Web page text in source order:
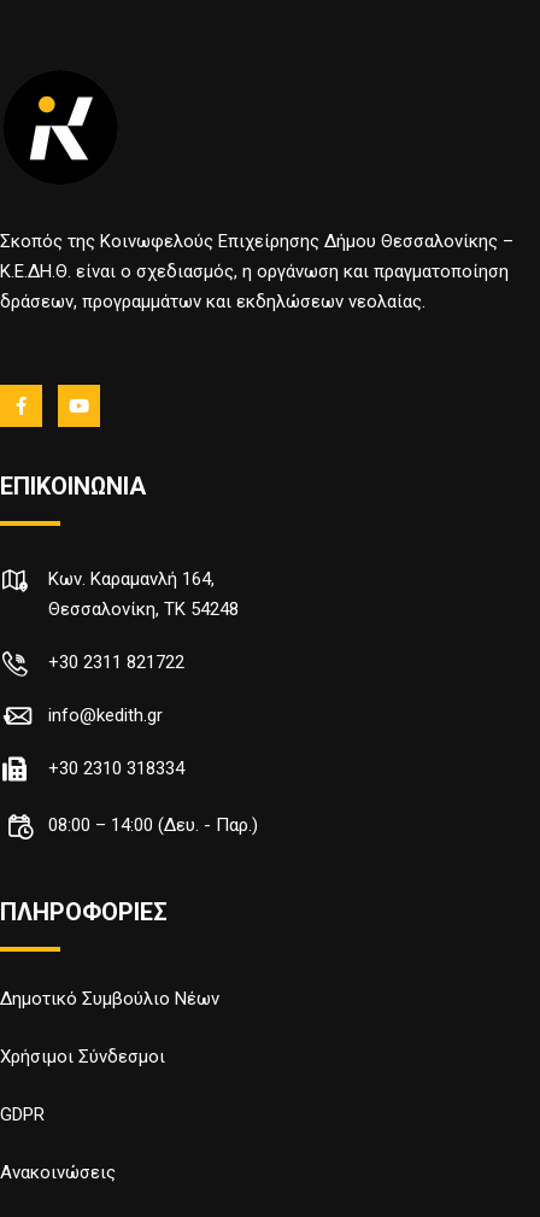
Σκοπός της Κοινωφελούς Επιχείρησης Δήμου Θεσσαλονίκης –
Κ.Ε.ΔΗ.Θ. είναι ο σχεδιασμός, η οργάνωση και πραγματοποίηση
δράσεων, προγραμμάτων και εκδηλώσεων νεολαίας.
ΕΠΙΚΟΙΝΩΝΙΑ
Κων. Καραμανλή 164,
Θεσσαλονίκη, TK 54248
+30 2311 821722
info@kedith.gr
+30 2310 318334
08:00 – 14:00 (Δευ. - Παρ.)
ΠΛΗΡΟΦΟΡΙΕΣ
Δημοτικό Συμβούλιο Νέων
Χρήσιμοι Σύνδεσμοι
GDPR
Ανακοινώσεις